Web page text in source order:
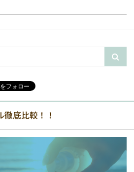
底比較！！